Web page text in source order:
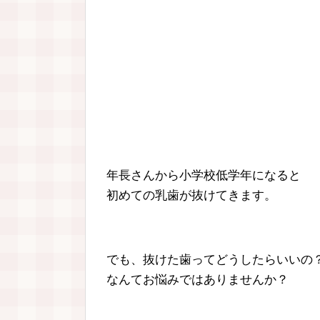
年長さんから小学校低学年になると
初めての乳歯が抜けてきます。
でも、抜けた歯ってどうしたらいいの
なんてお悩みではありませんか？